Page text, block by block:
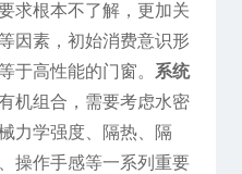
求根本不了解，更加关
因素，初始消费意识形
于高性能的门窗。
系统
机组合，需要考虑水密
力学强度、隔热、隔
操作手感等一系列重要